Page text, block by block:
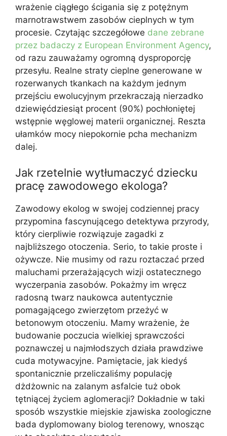
wrażenie ciągłego ścigania się z potężnym
marnotrawstwem zasobów cieplnych w tym
procesie. Czytając szczegółowe dane zebrane
przez badaczy z European Environment Agency,
od razu zauważamy ogromną dysproporcję
przesyłu. Realne straty cieplne generowane w
rozerwanych tkankach na każdym jednym
przejściu ewolucyjnym przekraczają nierzadko
dziewięćdziesiąt procent (90%) pochłoniętej
wstępnie węglowej materii organicznej. Reszta
ułamków mocy niepokornie pcha mechanizm
dalej.
Jak rzetelnie wytłumaczyć dziecku
pracę zawodowego ekologa?
Zawodowy ekolog w swojej codziennej pracy
przypomina fascynującego detektywa przyrody,
który cierpliwie rozwiązuje zagadki z
najbliższego otoczenia. Serio, to takie proste i
ożywcze. Nie musimy od razu roztaczać przed
maluchami przerażających wizji ostatecznego
wyczerpania zasobów. Pokażmy im wręcz
radosną twarz naukowca autentycznie
pomagającego zwierzętom przeżyć w
betonowym otoczeniu. Mamy wrażenie, że
budowanie poczucia wielkiej sprawczości
poznawczej u najmłodszych działa prawdziwe
cuda motywacyjne. Pamiętacie, jak kiedyś
spontanicznie przeliczaliśmy populację
dżdżownic na zalanym asfalcie tuż obok
tętniącej życiem aglomeracji? Dokładnie w taki
sposób wszystkie miejskie zjawiska zoologiczne
bada dyplomowany biolog terenowy, wnosząc